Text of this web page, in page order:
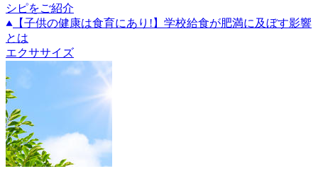
シピをご紹介
【子供の健康は食育にあり!】学校給食が肥満に及ぼす影響
とは
エクササイズ